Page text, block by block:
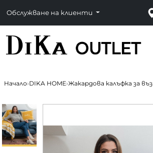
Обслужване на клиенти
Начало›DIKA HOME›Жакардова калъфка за